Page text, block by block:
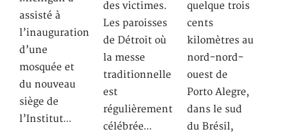
assisté à
l’inauguration
d’une
mosquée et
du nouveau
siège de
l’Institut…
des victimes.
Les paroisses
de Détroit où
la messe
traditionnelle
est
régulièrement
célébrée…
quelque trois
cents
kilomètres au
nord-nord-
ouest de
Porto Alegre,
dans le sud
du Brésil,